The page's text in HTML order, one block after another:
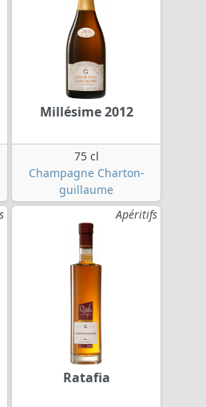
Millésime 2012
75 cl
Champagne Charton-
guillaume
Apéritifs
Ratafia